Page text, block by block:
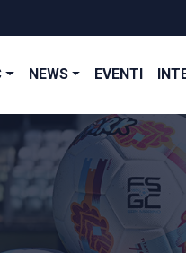
NEWS EVENTI